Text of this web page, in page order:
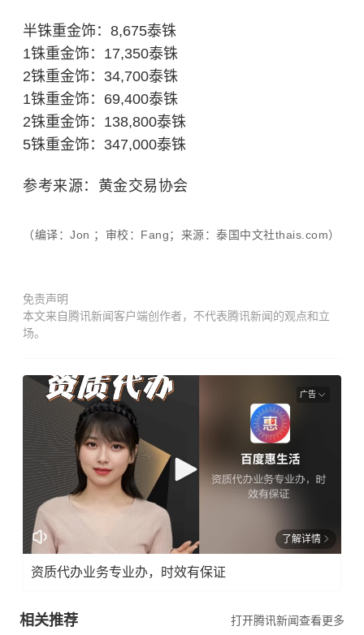
半铢重金饰：8,675泰铢
1铢重金饰：17,350泰铢
2铢重金饰：34,700泰铢
1铢重金饰：69,400泰铢
2铢重金饰：138,800泰铢
5铢重金饰：347,000泰铢
参考来源：黄金交易协会
（编译：Jon ；审校：Fang；来源：泰国中文社thais.com）
免责声明
本文来自腾讯新闻客户端创作者，不代表腾讯新闻的观点和立
场。
广告
了解详情
资质代办业务专业办，时效有保证
相关推荐 打开腾讯新闻查看更多